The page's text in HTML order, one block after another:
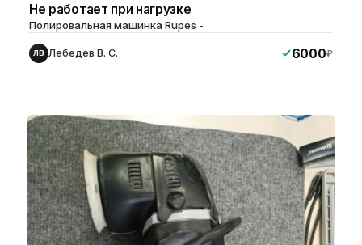
Не работает при нагрузке
Полировальная машинка Rupes -
ЛВ Лебедев В. С. 6000₽